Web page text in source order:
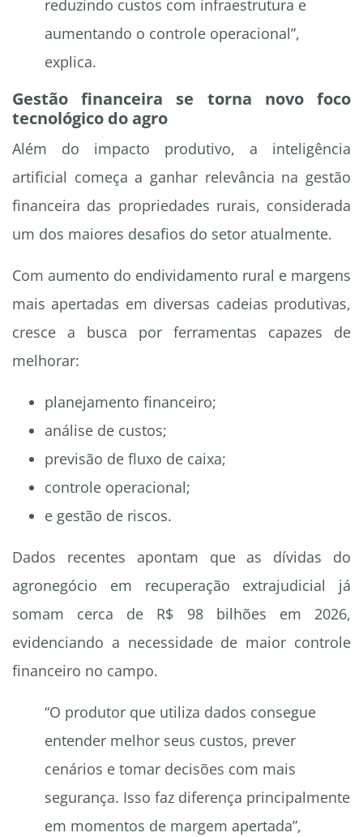
reduzindo custos com infraestrutura e
aumentando o controle operacional”,
explica.
Gestão financeira se torna novo foco
tecnológico do agro
Além do impacto produtivo, a inteligência
artificial começa a ganhar relevância na gestão
financeira das propriedades rurais, considerada
um dos maiores desafios do setor atualmente.
Com aumento do endividamento rural e margens
mais apertadas em diversas cadeias produtivas,
cresce a busca por ferramentas capazes de
melhorar:
planejamento financeiro;
análise de custos;
previsão de fluxo de caixa;
controle operacional;
e gestão de riscos.
Dados recentes apontam que as dívidas do
agronegócio em recuperação extrajudicial já
somam cerca de R$ 98 bilhões em 2026,
evidenciando a necessidade de maior controle
financeiro no campo.
“O produtor que utiliza dados consegue
entender melhor seus custos, prever
cenários e tomar decisões com mais
segurança. Isso faz diferença principalmente
em momentos de margem apertada”,